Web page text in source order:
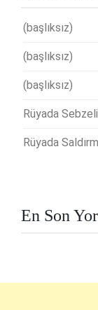
(başlıksız)
(başlıksız)
(başlıksız)
Rüyada
Rüyada
En Son